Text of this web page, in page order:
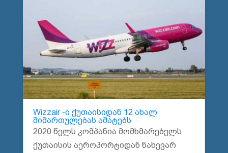
Wizzair -ი ქუთაისიდან 12 ახალ
მიმართულებას ამატებს
2020 წელს კომპანია მომხმარებელს
ქუთაისის აეროპორტიდან ნახევარ